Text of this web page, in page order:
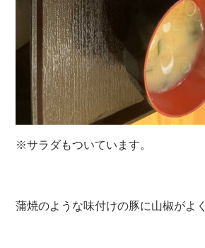
※サラダもついています。
蒲焼のような味付けの豚に山椒がよ